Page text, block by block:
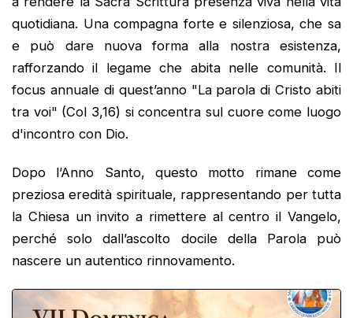
quotidiana. Una compagna forte e silenziosa, che sa
e può dare nuova forma alla nostra esistenza,
rafforzando il legame che abita nelle comunità. Il
focus annuale di quest’anno "La parola di Cristo abiti
tra voi" (Col 3,16) si concentra sul cuore come luogo
d'incontro con Dio.
Dopo l’Anno Santo, questo motto rimane come
preziosa eredità spirituale, rappresentando per tutta
la Chiesa un invito a rimettere al centro il Vangelo,
perché solo dall’ascolto docile della Parola può
nascere un autentico rinnovamento.